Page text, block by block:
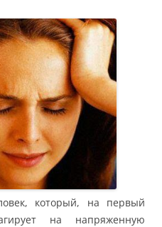
который, на первый
на напряженную